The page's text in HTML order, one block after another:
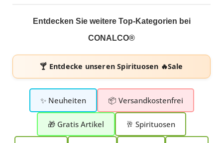
Entdecken Sie weitere Top-Kategorien bei
CONALCO®
🍸 Entdecke unserenSpirituosen 🔥Sale
✨ Neuheiten 📦 Versandkostenfrei
🎁 Gratis Artikel 🥂 Spirituosen